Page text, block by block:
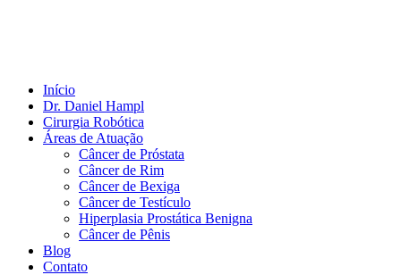
Início
Dr. Daniel Hampl
Cirurgia Robótica
Áreas de Atuação
Câncer de Próstata
Câncer de Rim
Câncer de Bexiga
Câncer de Testículo
Hiperplasia Prostática Benigna
Câncer de Pênis
Blog
Contato